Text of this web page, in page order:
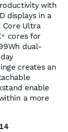
with
displays in a
Core Ultra
e
cores for
dual-
creates an
enable
a more